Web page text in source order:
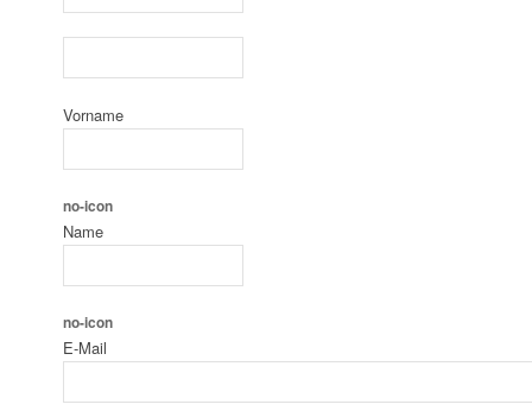
Vorname
no-icon
Name
no-icon
E-Mail